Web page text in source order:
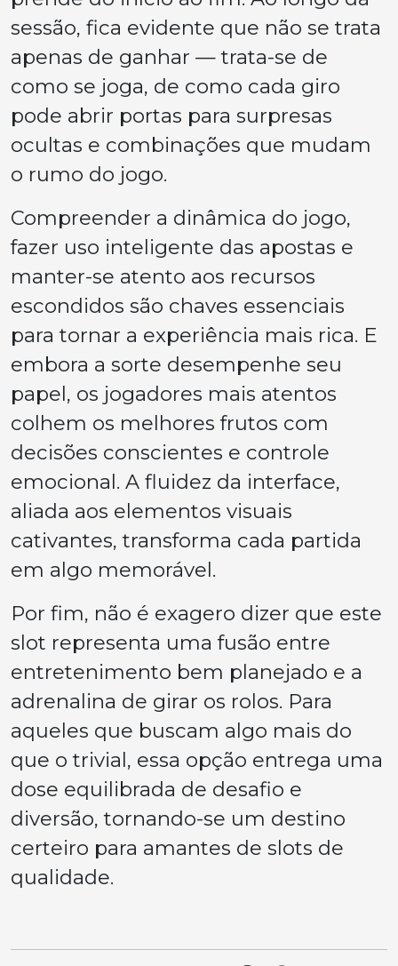
sessão, fica evidente que não se trata
apenas de ganhar — trata-se de
como se joga, de como cada giro
pode abrir portas para surpresas
ocultas e combinações que mudam
o rumo do jogo.
Compreender a dinâmica do jogo,
fazer uso inteligente das apostas e
manter-se atento aos recursos
escondidos são chaves essenciais
para tornar a experiência mais rica. E
embora a sorte desempenhe seu
papel, os jogadores mais atentos
colhem os melhores frutos com
decisões conscientes e controle
emocional. A fluidez da interface,
aliada aos elementos visuais
cativantes, transforma cada partida
em algo memorável.
Por fim, não é exagero dizer que este
slot representa uma fusão entre
entretenimento bem planejado e a
adrenalina de girar os rolos. Para
aqueles que buscam algo mais do
que o trivial, essa opção entrega uma
dose equilibrada de desafio e
diversão, tornando-se um destino
certeiro para amantes de slots de
qualidade.